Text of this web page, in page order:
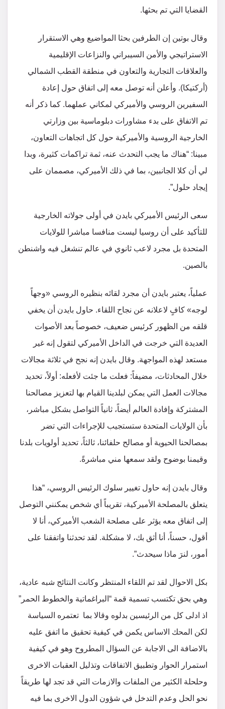
القضايا التي تم بحثها.
وقال بوتين إن الطرفين بحثا المواضيع وهي الاستقرار
الاستراتيجي والأمن السيبراني والنزاعات الإقليمية
والعلاقات التجارية والتعاون في منطقة القطب الشمالي
(أركتيكا). وأعلن أنه توصل معه إلى اتفاق حول إعادة
السفيرين الروسي والأميركي لمكاني عملهما. كما ذكر أنه
تم الاتفاق على بدء مشاورات دبلوماسية بين وزارتي
الخارجية الروسية والأميركية حول كل اتجاهات التعاون،
مبينا: “هناك ما يجب التحدث عنه، ثمة تراكمات كثيرة، وبدا
لي أن كلا الجانبين، بما في ذلك الأميركي، مصممان على
إيجاد حلول”.
سعى الرئيس الأميركي بايدن في أولى جولاته الخارجية
للتأكيد على أن روسيا ليست منافسا مباشرا للولايات
المتحدة بل مجرد لاعب ثانوي في عالم تنشغل فيه واشنطن
بالصين.
عملياً، يعتبر بايدن أن مجرد لقائه بنظيره الروسي «وجهاً
لوجه» كافٍ لاعلانه عن نجاح اللقاء. حاول بايدن أن يخفي
قلقه من الظهور كرئيس ضعيف، خصوصاً بعد الأصوات
العديدة التي خرجت في الداخل الأميركي لتقول إنه غير
مستعد لهذه المواجهة. وقال بايدن إنه نجح في ثلاثة مجالات
خلال المحادثات، مضيفاً: فعلت ما جئت لأفعله: أولاً، تحديد
مجالات العمل التي يمكن لبلدينا القيام بها لتعزيز مصالحنا
المشتركة وإفادة العالم أيضاً، ثانياً التواصل بشكل مباشر،
بأن الولايات المتحدة ستستجيب للإجراءات التي تضر
بمصالحنا الحيوية أو مصالح حلفائنا، ثالثاً، تحديد أولويات بلدنا
وقيمنا بوضوح ولقد سمعها مني مباشرةً.
وقال بايدن إنه حاول تغيير سلوك الرئيس الروسي، “هذا
يتعلق بالمصلحة الأميركية، تقريباً أي شخص يمكنني التوصل
إلى اتفاق معه يؤثر على مصلحة الشعب الأميركي، أنا لا
أقول، حسناً، أنا أثق بك، لا مشكلة. لقد تحدثنا واتفقنا على
أمور، لنرَ ماذا سيحدث”.
بكل الاحوال لقد تم اللقاء المنتظر وكانت النتائج شبه عادية،
وهي بحق تكتسب تسمية قمة “البراغماتية والخطوط الحمر”
اذ ادلى كل من الرئيسين بدلوه وقالا بما تعتمره السياسة
لكن المحك الاساس يكمن في كيفية تحقيق ما اتفق عليه
بالاضافة الى الاجابة عن السؤال المطروح وهو في كيفية
استمرار الحوار وتطبيق الاتفاقات وتذليل العقبات الاخرى
وحلحلة الكثير من الملفات والازمات التي قد تجد لها طريقاً
نحو الحل وعدم التدخل في شؤون الدول الاخرى بما فيه